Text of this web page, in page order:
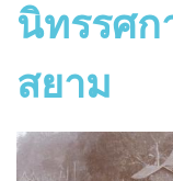
นิทรรศ
สยาม